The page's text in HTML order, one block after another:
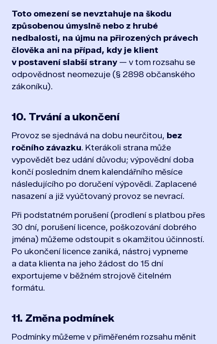
Toto omezení se nevztahuje na škodu
způsobenou úmyslně nebo z hrubé
nedbalosti, na újmu na přirozených právech
člověka ani na případ, kdy je klient
v postavení slabší strany — v tom rozsahu se
odpovědnost neomezuje (§ 2898 občanského
zákoníku).
10. Trvání a ukončení
Provoz se sjednává na dobu neurčitou, bez
ročního závazku. Kterákoli strana může
vypovědět bez udání důvodu; výpovědní doba
končí posledním dnem kalendářního měsíce
následujícího po doručení výpovědi. Zaplacené
nasazení a již vyúčtovaný provoz se nevrací.
Při podstatném porušení (prodlení s platbou přes
30 dní, porušení licence, poškozování dobrého
jména) můžeme odstoupit s okamžitou účinností.
Po ukončení licence zaniká, nástroj vypneme
a data klienta na jeho žádost do 15 dní
exportujeme v běžném strojově čitelném
formátu.
11. Změna podmínek
Podmínky můžeme v přiměřeném rozsahu měnit